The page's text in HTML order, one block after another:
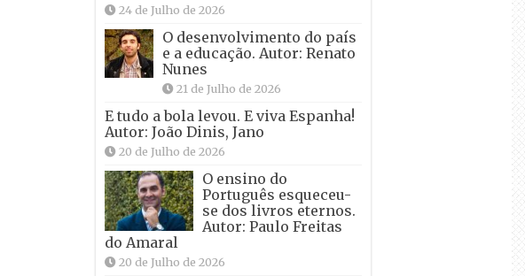
24 de Julho de 2026
O desenvolvimento do país
e a educação. Autor: Renato
Nunes
21 de Julho de 2026
E tudo a bola levou. E viva Espanha!
Autor: João Dinis, Jano
20 de Julho de 2026
O ensino do
Português esqueceu-
se dos livros eternos.
Autor: Paulo Freitas
do Amaral
20 de Julho de 2026